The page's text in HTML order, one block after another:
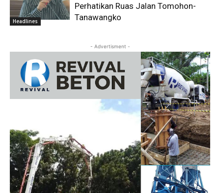
Headlines
Perhatikan Ruas Jalan Tomohon-
Tanawangko
- Advertisment -